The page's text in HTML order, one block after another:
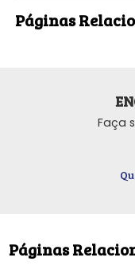
Páginas
Faça
Páginas